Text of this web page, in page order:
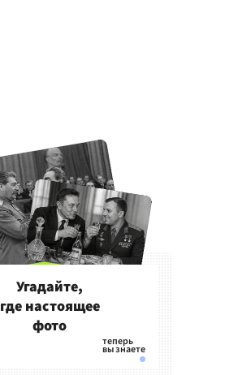
Угадайте,
где настоящее
фото